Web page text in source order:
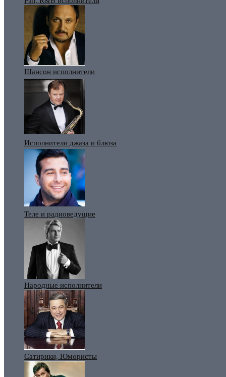
Шансон исполнители
Исполнители джаза и блюза
Теле и радиоведущие
Народные исполнители
Сатирики, Юмористы